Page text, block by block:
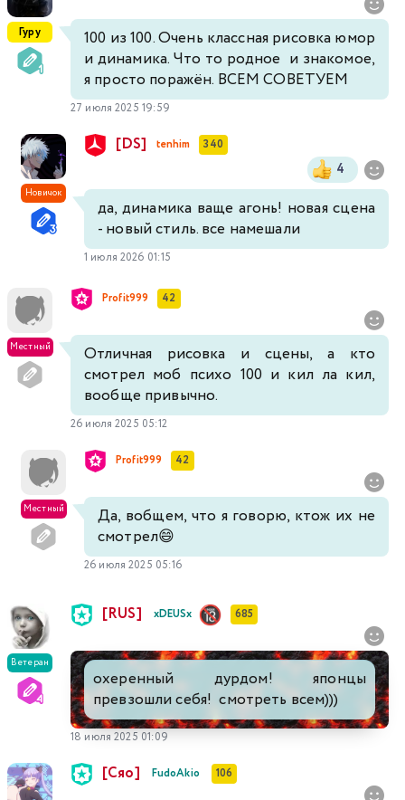
Гуру
100 из 100. Очень классная рисовка юмор
и динамика. Что то родное и знакомое,
я просто поражён. ВСЕМ СОВЕТУЕМ
27 июля 2025 19:59
Новичок
[DS] tenhim 340
4
да, динамика ваще агонь! новая сцена
- новый стиль. все намешали
1 июля 2026 01:15
Местный
Profit999 42
Отличная рисовка и сцены, а кто
смотрел моб психо 100 и кил ла кил,
вообще привычно.
26 июля 2025 05:12
Местный
Profit999 42
Да, вобщем, что я говорю, ктож их не
смотрел😄
26 июля 2025 05:16
Ветеран
[RUS] xDEUSx 685
охеренный дурдом! японцы
превзошли себя! смотреть всем)))
18 июля 2025 01:09
[Сяо] FudoAkio 106